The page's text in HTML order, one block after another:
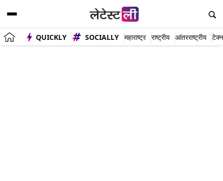
QUICKLY SOCIALLY महाराष्ट्र राष्ट्रीय आंतरराष्ट्रीय